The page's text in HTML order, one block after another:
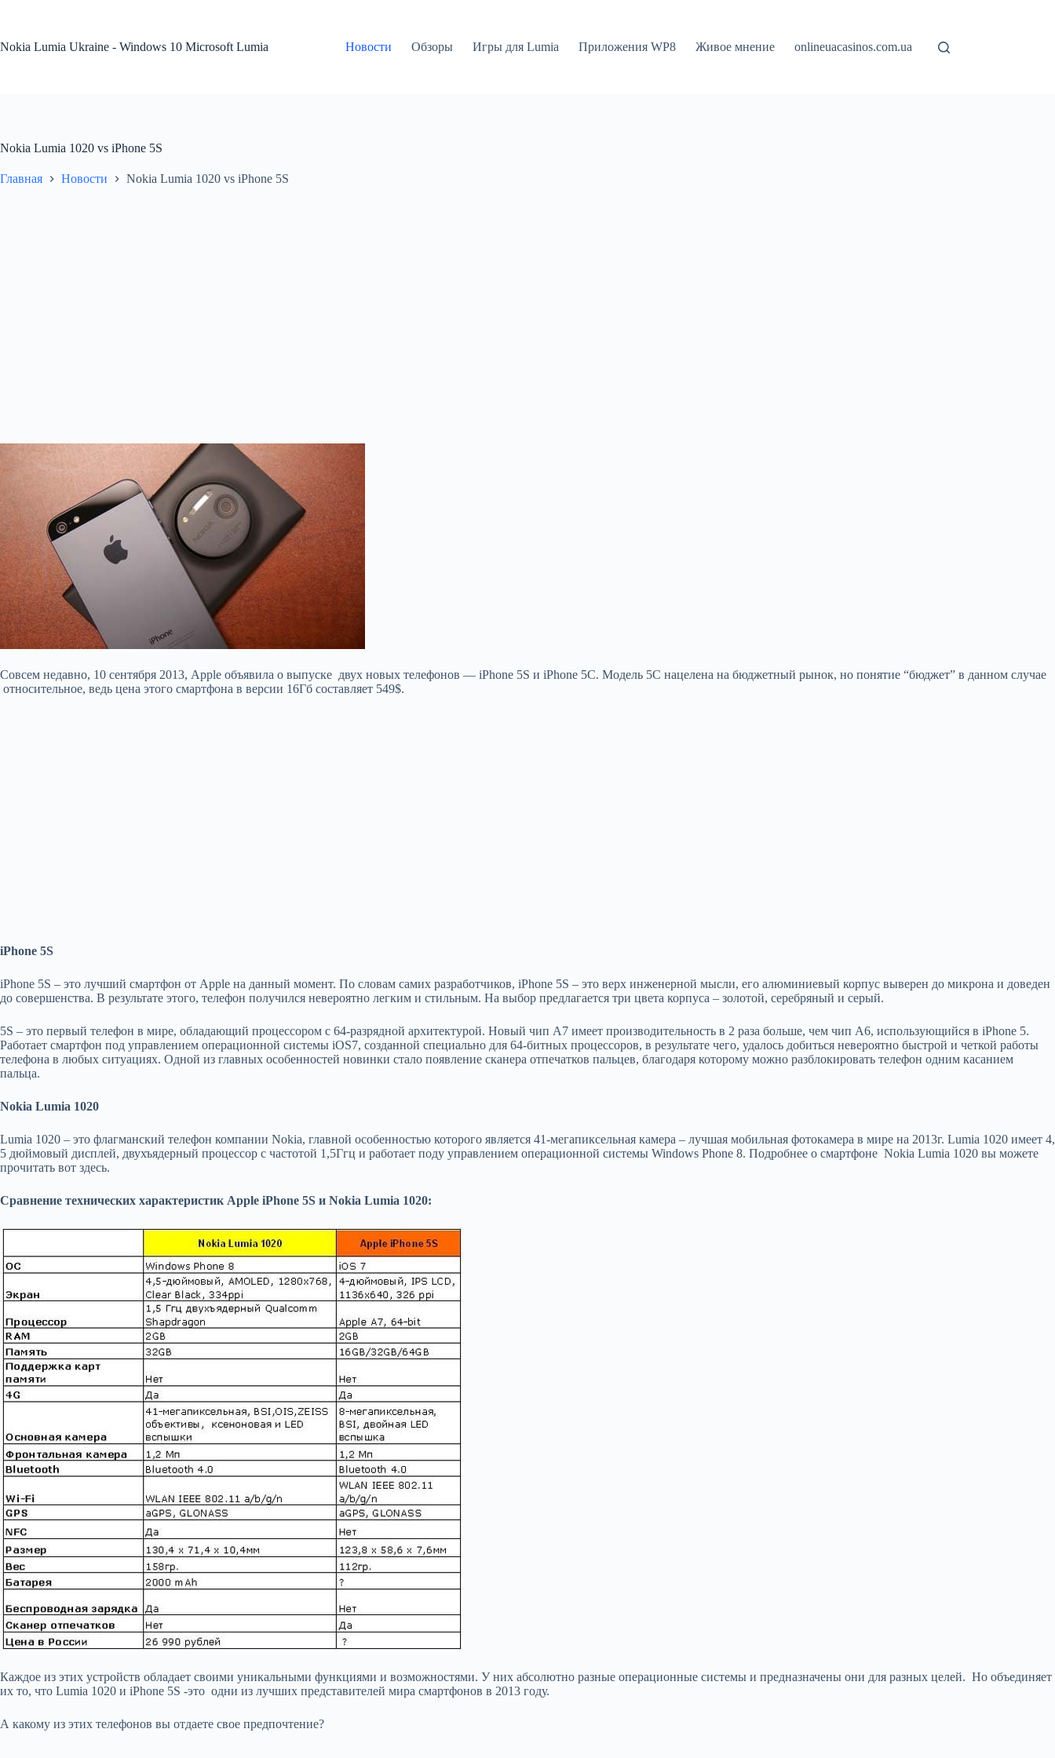
Nokia Lumia Ukraine - Windows 10 Microsoft Lumia
Новости Обзоры Игры для Lumia Приложения WP8 Живое мнение onlineuacasinos.com.ua
Nokia Lumia 1020 vs iPhone 5S
Главная Новости Nokia Lumia 1020 vs iPhone 5S
Совсем недавно, 10 сентября 2013, Apple объявила о выпуске двух новых телефонов — iPhone 5S и iPhone 5С. Модель 5С нацелена на бюджетный рынок, но понятие “бюджет” в данном случае
относительное, ведь цена этого смартфона в версии 16Гб составляет 549$.
iPhone 5S
iPhone 5S – это лучший смартфон от Apple на данный момент. По словам самих разработчиков, iPhone 5S – это верх инженерной мысли, его алюминиевый корпус выверен до микрона и доведен
до совершенства. В результате этого, телефон получился невероятно легким и стильным. На выбор предлагается три цвета корпуса – золотой, серебряный и серый.
5S – это первый телефон в мире, обладающий процессором с 64-разрядной архитектурой. Новый чип A7 имеет производительность в 2 раза больше, чем чип А6, использующийся в iPhone 5.
Работает смартфон под управлением операционной системы iOS7, созданной специально для 64-битных процессоров, в результате чего, удалось добиться невероятно быстрой и четкой работы
телефона в любых ситуациях. Одной из главных особенностей новинки стало появление сканера отпечатков пальцев, благодаря которому можно разблокировать телефон одним касанием
пальца.
Nokia Lumia 1020
Lumia 1020 – это флагманский телефон компании Nokia, главной особенностью которого является 41-мегапиксельная камера – лучшая мобильная фотокамера в мире на 2013г. Lumia 1020 имеет 4,
5 дюймовый дисплей, двухъядерный процессор с частотой 1,5Ггц и работает поду управлением операционной системы Windows Phone 8. Подробнее о смартфоне Nokia Lumia 1020 вы можете
прочитать вот здесь.
Сравнение технических характеристик Apple iPhone 5S и Nokia Lumia 1020:
Каждое из этих устройств обладает своими уникальными функциями и возможностями. У них абсолютно разные операционные системы и предназначены они для разных целей. Но объединяет
их то, что Lumia 1020 и iPhone 5S -это одни из лучших представителей мира смартфонов в 2013 году.
А какому из этих телефонов вы отдаете свое предпочтение?